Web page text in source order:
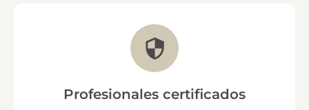
Profesionales certificados